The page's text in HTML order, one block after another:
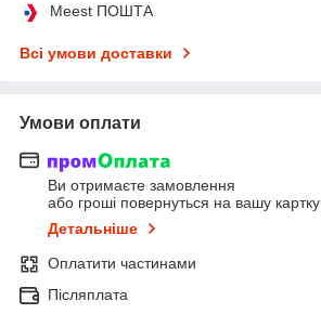
Meest ПОШТА
Всі умови доставки
Умови оплати
Ви отримаєте замовлення
або гроші повернуться на вашу картку
Детальніше
Оплатити частинами
Післяплата